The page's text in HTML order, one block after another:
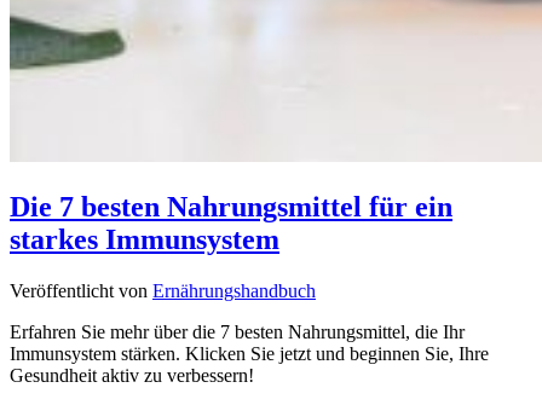
Die 7 besten Nahrungsmittel für ein
starkes Immunsystem
Veröffentlicht von Ernährungshandbuch
Erfahren Sie mehr über die 7 besten Nahrungsmittel, die Ihr
Immunsystem stärken. Klicken Sie jetzt und beginnen Sie, Ihre
Gesundheit aktiv zu verbessern!